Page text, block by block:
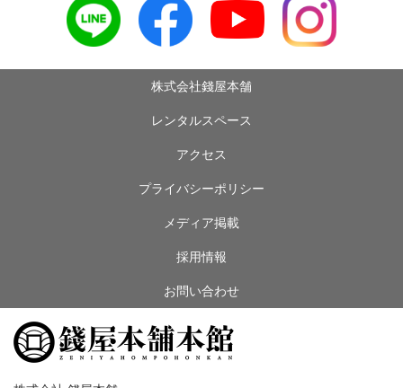
株式会社錢屋本舗
レンタルスペース
アクセス
プライバシーポリシー
メディア掲載
採用情報
お問い合わせ